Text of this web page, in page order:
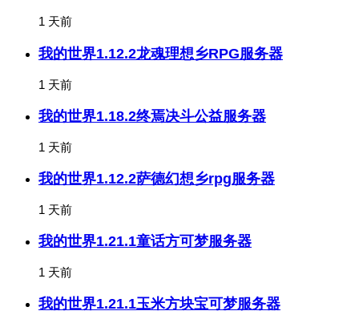
1 天前
我的世界1.12.2龙魂理想乡RPG服务器
1 天前
我的世界1.18.2终焉决斗公益服务器
1 天前
我的世界1.12.2萨德幻想乡rpg服务器
1 天前
我的世界1.21.1童话方可梦服务器
1 天前
我的世界1.21.1玉米方块宝可梦服务器